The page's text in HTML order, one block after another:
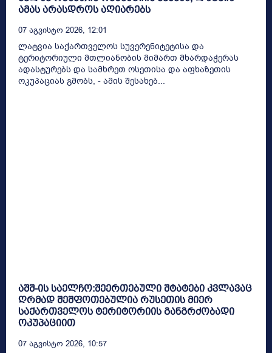
ამას არასდროს აღიარებს
07 Აგვისტო 2026, 12:01
ლატვია საქართველოს სუვერენიტეტისა და
ტერიტორიული მთლიანობის მიმართ მხარდაჭერას
ადასტურებს და სამხრეთ ოსეთისა და აფხაზეთის
ოკუპაციას გმობს, - ამის შესახებ...
აშშ-ის საელჩო:შეერთებული შტატები კვლავაც
ღრმად შეშფოთებულია რუსეთის მიერ
საქართველოს ტერიტორიის განგრძობადი
ოკუპაციით
07 Აგვისტო 2026, 10:57